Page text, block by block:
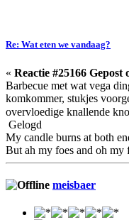
Re: Wat eten we vandaag?
« Reactie #25166 Gepost
Barbecue met wat vega
komkommer, stukjes
overvloedige knallende
Gelogd
My candle burns at both
But ah my foes and oh
meisbaer